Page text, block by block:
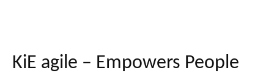
integriert, um das wirkliche Potenzial der agilen Methoden